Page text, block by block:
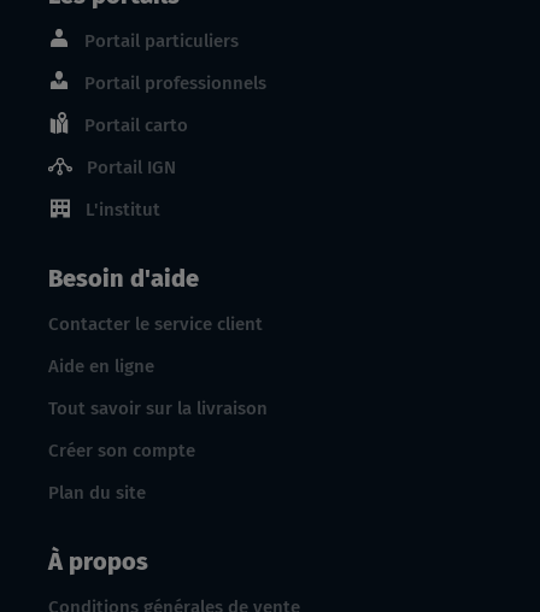
Portail particuliers
Portail professionnels
Portail carto
Portail IGN
L'institut
Besoin d'aide
Contacter le service client
Aide en ligne
Tout savoir sur la livraison
Créer son compte
Plan du site
À propos
Conditions générales de vente